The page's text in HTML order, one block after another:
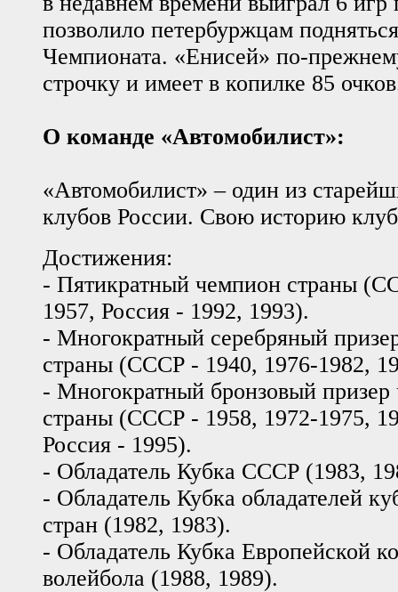
позволило петербуржцам
Чемпионата. «Енисей» по-
строчку и имеет в копилке 85
О команде «Автомобилист»:
«Автомобилист» – один из
клубов России. Свою историю клуб
Достижения:
- Пятикратный чемпион страны
1957, Россия - 1992, 1993).
- Многократный серебряный
страны (СССР - 1940, 1976-1982,
- Многократный бронзовый призер
страны (СССР - 1958, 1972-1975,
Россия - 1995).
- Обладатель Кубка СССР (1983,
- Обладатель Кубка обладателей
стран (1982, 1983).
- Обладатель Кубка Европейской
волейбола (1988, 1989).